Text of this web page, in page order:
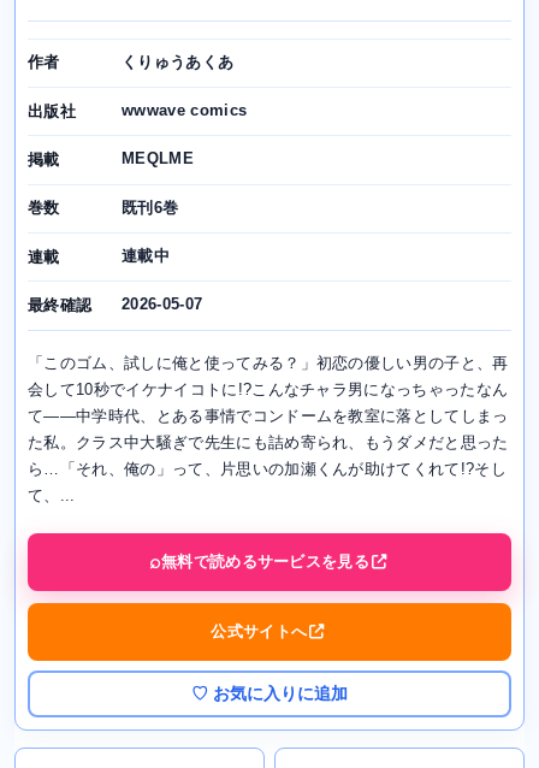
作者 くりゅうあくあ
出版社 wwwave comics
掲載 MEQLME
巻数 既刊6巻
連載 連載中
最終確認 2026-05-07
「このゴム、試しに俺と使ってみる？」初恋の優しい男の子と、再
会して10秒でイケナイコトに!?こんなチャラ男になっちゃったなん
て――中学時代、とある事情でコンドームを教室に落としてしまっ
た私。クラス中大騒ぎで先生にも詰め寄られ、もうダメだと思った
ら…「それ、俺の」って、片思いの加瀬くんが助けてくれて!?そし
て、...
無料で読めるサービスを見る
公式サイトへ
♡ お気に入りに追加